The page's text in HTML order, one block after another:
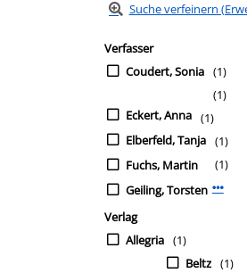
Suche verfeinern
Suchfilter
Zur Trefferliste springen
Verfasser
Coudert, Sonia (1)
Eckert, Anna
(1)
Elberfeld, Tanja
(1)
Fuchs, Martin
(1)
Geiling, Torsten
(1)
Verlag
Allegria (1)
Beltz (1)